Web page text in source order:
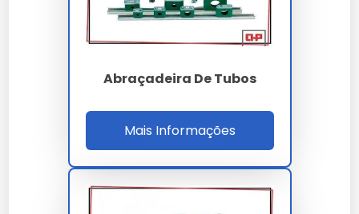
Sim, todos os nossos modelos de abraçadeiras tipo u
para tubos contam com garantia de fábrica e suporte
A durabilidade do abraçadeiras tipo u para tubos é um
investimento tenha um retorno sólido ao longo do
dúvidas sobre a melhor forma de implementar o
abraçadeiras tipo u para tubos no seu fluxo de
Abraçadeira De Tubos
Mais Informações